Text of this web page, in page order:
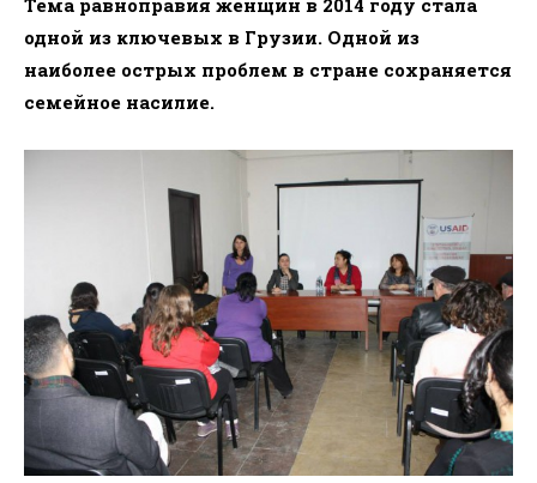
Тема равноправия женщин в 2014 году стала
одной из ключевых в Грузии. Одной из
наиболее острых проблем в стране сохраняется
семейное насилие.